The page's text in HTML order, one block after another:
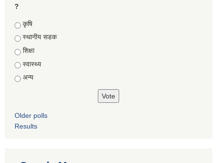
?
Choices
कृषि
स्थानीय सडक
शिक्षा
स्वास्थ्य
अन्य
Older polls
Results